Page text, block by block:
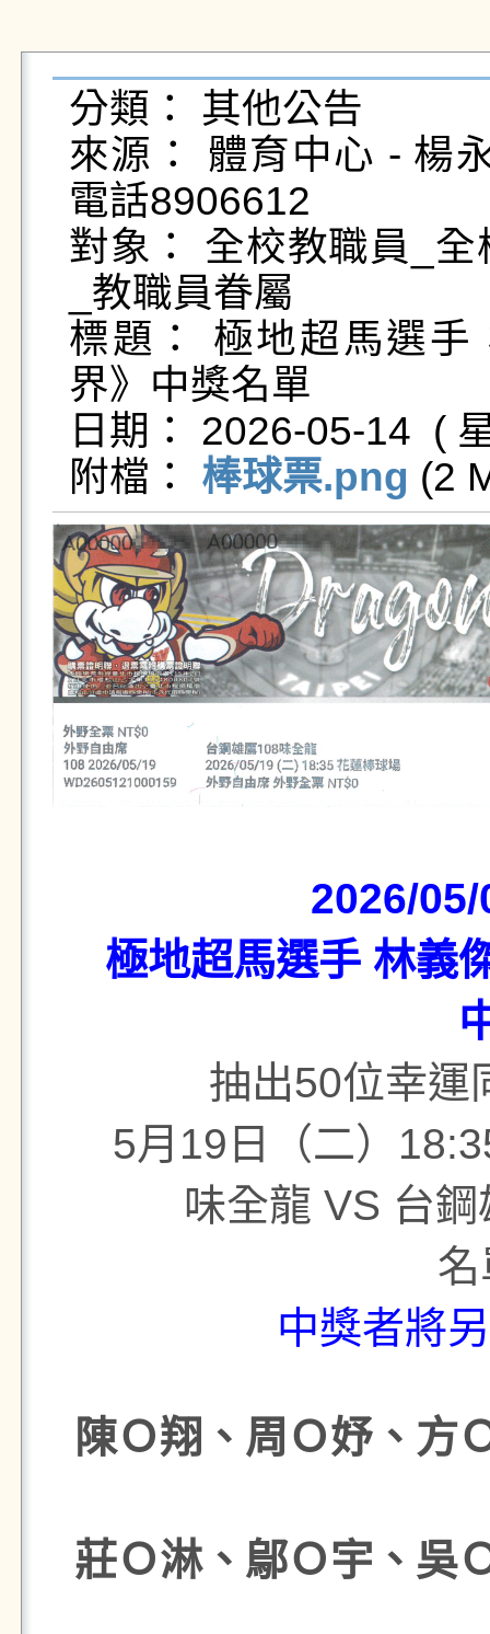
分類： 其他公告
來源： 體育中心 - 楊
電話8906612
對象： 全校教職員_
_教職員眷屬
標題： 極地超馬選
界》中獎名單
日期： 2026-05-14  (
附檔： 棒球票.png (2
2026/
極地超馬選手 林義
抽出50位幸運
5月19日（二）
味全龍 VS 台
中獎者將
陳Ｏ翔、周Ｏ妤、方
莊Ｏ淋、鄔Ｏ宇、吳